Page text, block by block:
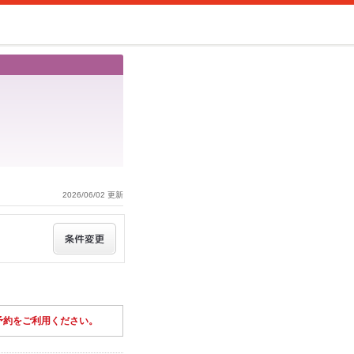
2026/06/02 更新
をご利用ください。